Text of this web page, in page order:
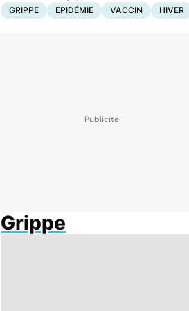
GRIPPE
EPIDÉMIE VACCIN HIVER
Grippe